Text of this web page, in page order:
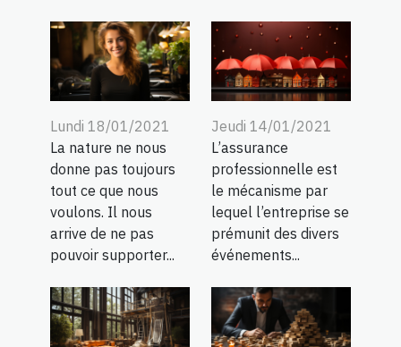
Lundi 18/01/2021
La nature ne nous
donne pas toujours
tout ce que nous
voulons. Il nous
arrive de ne pas
pouvoir supporter...
Jeudi 14/01/2021
L’assurance
professionnelle est
le mécanisme par
lequel l’entreprise se
prémunit des divers
événements...